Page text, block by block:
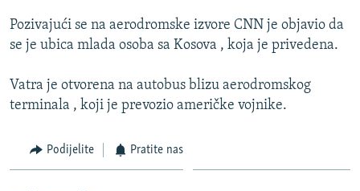
ISPRIČAJ MI
SPECIJALI RSE
GENOCID U SREBRENICI
Pozivajući se na aerodromske izvore CNN je objavio da
se je ubica mlada osoba sa Kosova , koja je privedena.
Vatra je otvorena na autobus blizu aerodromskog
terminala , koji je prevozio američke vojnike.
Podijelite Pratite nas